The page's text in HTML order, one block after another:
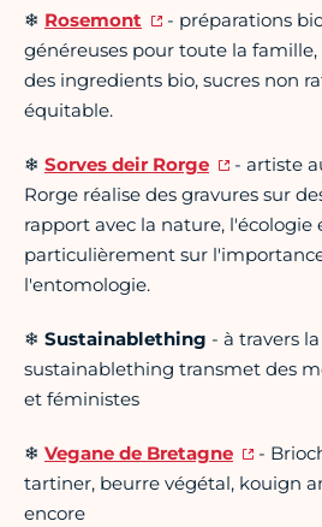
❄ Rosemont
- préparations
généreuses pour toute la famille,
des ingredients bio, sucres non
équitable.
❄ Sorves deir Rorge
- artiste
Rorge réalise des gravures sur
rapport avec la nature, l'écologie
particulièrement sur
l'entomologie.
❄ Sustainablething - à travers
sustainablething transmet des
et féministes
❄ Vegane de Bretagne
-
tartiner, beurre végétal, kouign
encore